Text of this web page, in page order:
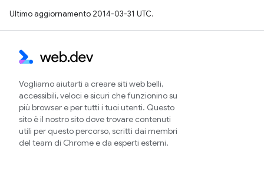
Ultimo aggiornamento 2014-03-31 UTC.
Vogliamo aiutarti a creare siti web belli,
accessibili, veloci e sicuri che funzionino su
più browser e per tutti i tuoi utenti. Questo
sito è il nostro sito dove trovare contenuti
utili per questo percorso, scritti dai membri
del team di Chrome e da esperti esterni.